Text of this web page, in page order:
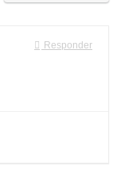
Responder